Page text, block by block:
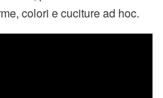
colori e cuciture ad hoc.